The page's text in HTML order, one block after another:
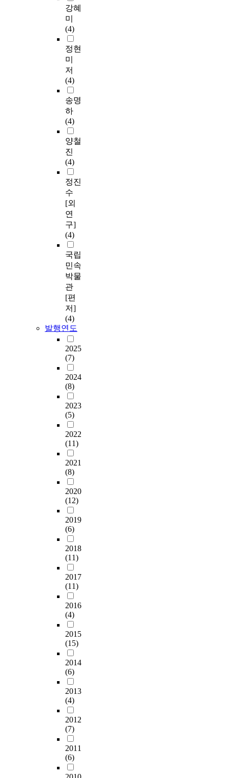
강혜
미
(4)
정현
미
저
(4)
송명
하
(4)
양철
진
(4)
정진
수
[외
연
구]
(4)
국립
민속
박물
관
[편
저]
(4)
발행연도
2025
(7)
2024
(8)
2023
(5)
2022
(11)
2021
(8)
2020
(12)
2019
(6)
2018
(11)
2017
(11)
2016
(4)
2015
(15)
2014
(6)
2013
(4)
2012
(7)
2011
(6)